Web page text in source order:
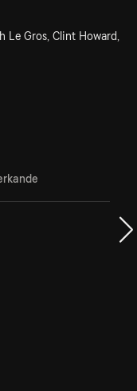
Le Gros, Clint Howard,